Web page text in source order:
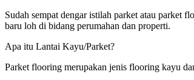
Sudah sempat dengar istilah parket atau parket
baru loh di bidang perumahan dan properti.
Apa itu Lantai Kayu/Parket?
Parket flooring merupakan jenis flooring kayu